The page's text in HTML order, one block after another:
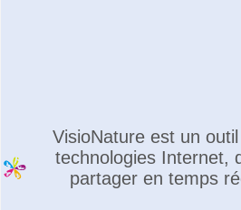
VisioNature est un
technologies Internet,
partager en temps